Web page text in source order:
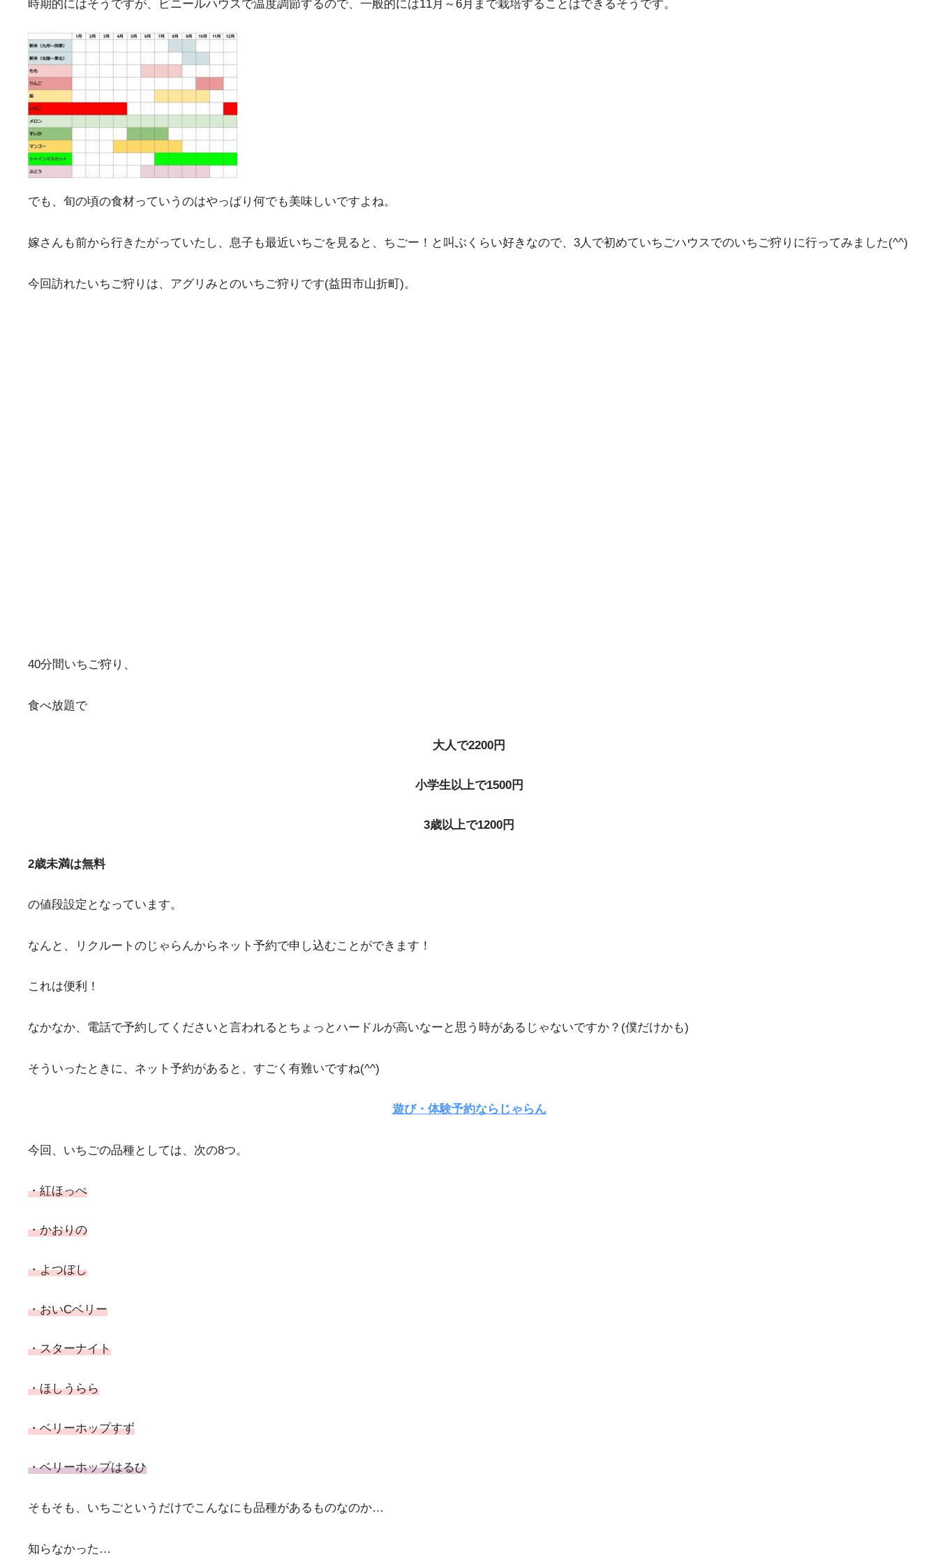
時期的にはそうですが、ビニールハウスで温度調節するので、一般的には11月～6月まで栽培することはできるそうです。
でも、旬の頃の食材っていうのはやっぱり何でも美味しいですよね。
嫁さんも前から行きたがっていたし、息子も最近いちごを見ると、ちごー！と叫ぶくらい好きなので、3人で初めていちごハウスでのいちご狩りに行ってみました(^^)
今回訪れたいちご狩りは、アグリみとのいちご狩りです(益田市山折町)。
40分間いちご狩り、
食べ放題で
大人で2200円
小学生以上で1500円
3歳以上で1200円
2歳未満は無料
の値段設定となっています。
なんと、リクルートのじゃらんからネット予約で申し込むことができます！
これは便利！
なかなか、電話で予約してくださいと言われるとちょっとハードルが高いなーと思う時があるじゃないですか？(僕だけかも)
そういったときに、ネット予約があると、すごく有難いですね(^^)
遊び・体験予約ならじゃらん
今回、いちごの品種としては、次の8つ。
・紅ほっぺ
・かおりの
・よつぼし
・おいCベリー
・スターナイト
・ほしうらら
・ベリーホップすず
・ベリーホップはるひ
そもそも、いちごというだけでこんなにも品種があるものなのか…
知らなかった…